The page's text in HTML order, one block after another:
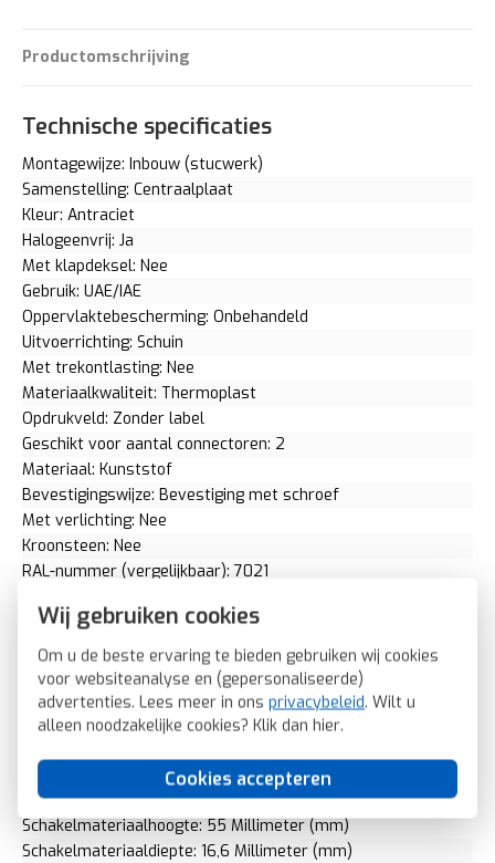
Wij gebruiken cookies
Om u de beste ervaring te bieden gebruiken wij cookies
voor websiteanalyse en (gepersonaliseerde)
advertenties. Lees meer in ons privacybeleid. Wilt u
alleen noodzakelijke cookies? Klik dan hier.
Cookies accepteren
Productomschrijving
Technische specificaties
Montagewijze: Inbouw (stucwerk)
Samenstelling: Centraalplaat
Kleur: Antraciet
Halogeenvrij: Ja
Met klapdeksel: Nee
Gebruik: UAE/IAE
Oppervlaktebescherming: Onbehandeld
Uitvoerrichting: Schuin
Met trekontlasting: Nee
Materiaalkwaliteit: Thermoplast
Opdrukveld: Zonder label
Geschikt voor aantal connectoren: 2
Materiaal: Kunststof
Bevestigingswijze: Bevestiging met schroef
Met verlichting: Nee
Kroonsteen: Nee
RAL-nummer (vergelijkbaar): 7021
Met opdruk: Nee
Slagvastheid: IK05
Incl. connectoren: Nee
Draagring: Nee
Transparant: Nee
Geschikt voor beschermingsgraad (IP): IP20
Schakelmateriaalbreedte: 55 Millimeter (mm)
Schakelmateriaalhoogte: 55 Millimeter (mm)
Schakelmateriaaldiepte: 16,6 Millimeter (mm)